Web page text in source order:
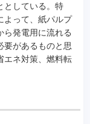
としている。特
よって、紙パルプ
ら発電用に流れる
要があるものと思
エネ対策、燃料転